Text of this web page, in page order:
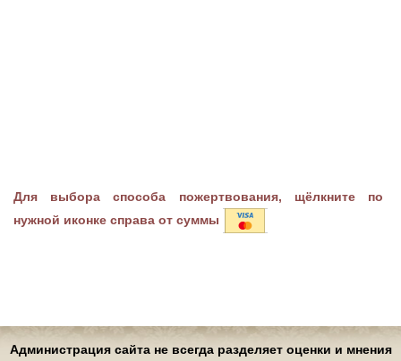
Для выбора способа пожертвования, щёлкните по
нужной иконке справа от суммы
Администрация сайта не всегда разделяет оценки и мнения